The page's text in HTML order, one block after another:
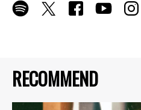
RECOMMEND